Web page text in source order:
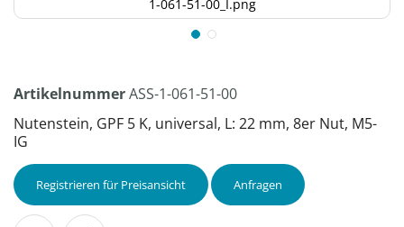
1-061-51-00_I.png
ArtikelnummerASS-1-061-51-00
Nutenstein, GPF 5 K, universal, L: 22 mm, 8er Nut, M5-
IG
Registrieren für Preisansicht Anfragen